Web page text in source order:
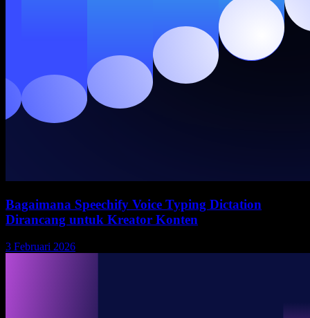
Bagaimana Speechify Voice Typing Dictation
Dirancang untuk Kreator Konten
3 Februari 2026